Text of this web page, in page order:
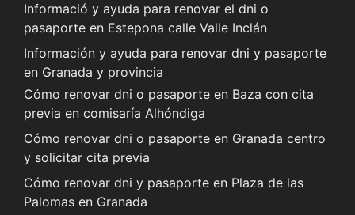
Informació y ayuda para renovar el dni o
pasaporte en Estepona calle Valle Inclán
Información y ayuda para renovar dni y pasaporte
en Granada y provincia
Cómo renovar dni o pasaporte en Baza con cita
previa en comisaría Alhóndiga
Cómo renovar dni o pasaporte en Granada centro
y solicitar cita previa
Cómo renovar dni y pasaporte en Plaza de las
Palomas en Granada